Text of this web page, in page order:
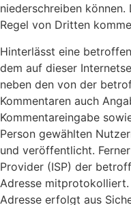
niederschreiben
Regel von Dritten
Hinterlässt eine
dem auf dieser
neben den von der
Kommentaren auch
Kommentareingabe
Person gewählten
und veröffentlicht.
Provider (ISP) der
Adresse
Adresse erfolgt aus